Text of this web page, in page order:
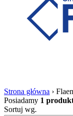
Strona główna ›
Posiadamy 1
Sortuj wg.